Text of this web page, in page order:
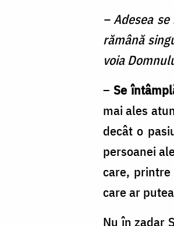
– Adesea
rămână
voia
–Se
mai ales
decât o
persoanei
care,
care ar
Nu în zadar